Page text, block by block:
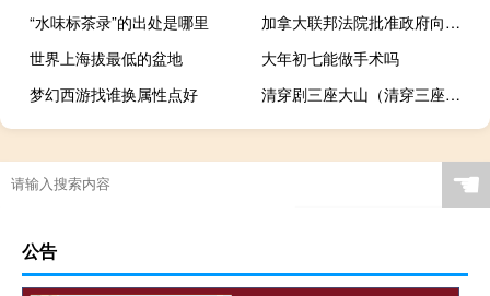
“水味标茶录”的出处是哪里
加拿大联邦法院批准政府向受歧视原住民儿童赔偿230亿加元
世界上海拔最低的盆地
大年初七能做手术吗
梦幻西游找谁换属性点好
清穿剧三座大山（清穿三座大山是哪三部）
☚
公告